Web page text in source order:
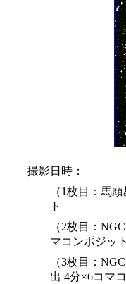
撮影日時：
（1枚目：馬
ト
（2枚目：
マコンポジット
（3枚目：
出 4分×6コマ